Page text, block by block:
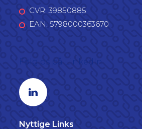
CVR: 39850885
EAN: 5798000363670
Linkedin profil
Nyttige Links